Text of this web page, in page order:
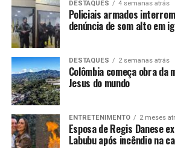
DESTAQUES 4 semanas atrás
Policiais armados
denúncia de som alto em
DESTAQUES 2 semanas atrás
Colômbia começa obra da
Jesus do mundo
ENTRETENIMENTO 2 meses
Esposa de Regis Danese
Labubu após incêndio na